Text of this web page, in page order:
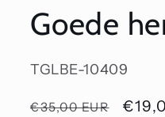
Goede
SKU:
TGLBE-10409
Normale
€35,00 EUR